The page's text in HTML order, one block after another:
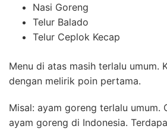
Nasi Goreng
Telur Balado
Telur Ceplok Kecap
Menu di atas masih terlalu umum.
dengan melirik poin pertama.
Misal: ayam goreng terlalu umum.
ayam goreng di Indonesia.